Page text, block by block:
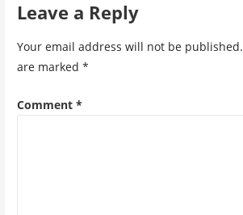
Leave a Reply
Your email address will not be published.
are marked *
Comment *